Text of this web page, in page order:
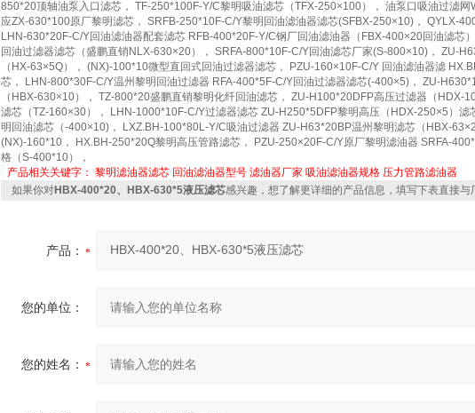
850*20顶轴油泵入口滤芯， TF-250*100F-Y/C黎明吸油滤芯（TFX-250×100）， 油泵口吸油过滤
应ZX-630*100原厂黎明滤芯， SRFB-250*10F-C/Y黎明回油滤油器滤芯(SFBX-250×10)， QYLX-
LHN-630*20F-C/Y回油滤油器配套滤芯 RFB-400*20F-Y/C钢厂回油滤油器（FBX-400×20回油滤芯
回油过滤器滤芯（盛鹏直销NLX-630×20）， SRFA-800*10F-C/Y回油滤芯厂家(S-800×10)， ZU-
（HX-63×5Q）， (NX)-100*10微型直回式回油过滤器滤芯， PZU-160×10F-C/Y 回油滤油器滤
芯， LHN-800*30F-C/Y温州黎明回油过滤器 RFA-400*5F-C/Y回油过滤器滤芯(-400×5)， ZU-
（HBX-630×10）， TZ-800*20盛鹏直销黎明化纤回油滤芯， ZU-H100*20DFP高压过滤器（HDX-
滤芯（TZ-160×30）， LHN-1000*10F-C/Y过滤器滤芯 ZU-H250*5DFP黎明高压（HDX-250×5）滤
明回油滤芯（-400×10)， LXZ.BH-100*80L-Y/C吸油过滤器 ZU-H63*20BP温州黎明滤芯（HBX-
(NX)-160*10， HX.BH-250*20Q黎明高压管路滤芯， PZU-250×20F-C/Y原厂黎明滤油器 SRFA-
格（S-400*10），
产品相关关键字： 黎明滤油器滤芯 回油滤油器型号 滤油器厂家 吸油滤油器规格 压力管路滤油器
如果你对HBX-400*20、HBX-630*5液压滤芯感兴趣，想了解更详细的产品信息，填写下表直接与
产品：
您的单位：
您的姓名：